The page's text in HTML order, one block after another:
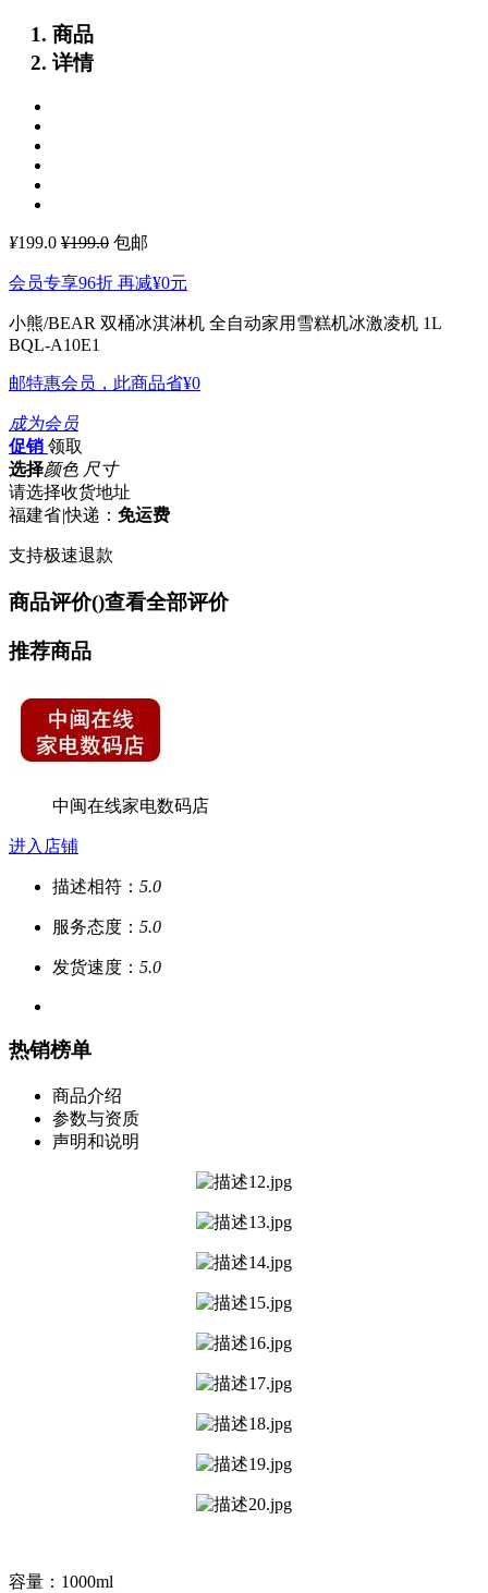
商品
详情
¥199.0 ¥199.0 包邮
会员专享96折 再减¥0元
小熊/BEAR 双桶冰淇淋机 全自动家用雪糕机冰激凌机 1L
BQL-A10E1
邮特惠会员，此商品省¥0
成为会员
促销 领取
选择颜色 尺寸
请选择收货地址
福建省|快递： 免运费
支持极速退款
商品评价()查看全部评价
推荐商品
中闽在线家电数码店
进入店铺
描述相符： 5.0
服务态度： 5.0
发货速度： 5.0
热销榜单
商品介绍
参数与资质
声明和说明
容量：1000ml